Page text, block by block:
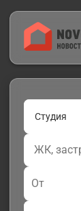
Студия
От